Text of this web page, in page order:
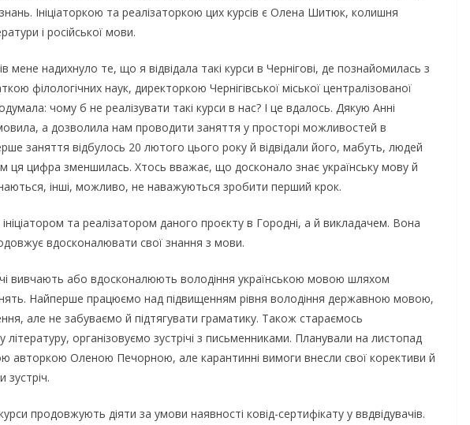
Ініціаторкою та реалізаторкою цих курсів є Олена Шитюк, колишня
і російської мови.
мене надихнуло те, що я відвідала такі курси в Чернігові, де познайомилась з
філологічних наук, директоркою Чернігівської міської централізованої
чому б не реалізувати такі курси в нас? І це вдалось. Дякую Анні
а дозволила нам проводити заняття у просторі можливостей в
заняття відбулось 20 лютого цього року й відвідали його, мабуть, людей
ця цифра зменшилась. Хтось вважає, що досконало знає українську мову й
інші, можливо, не наважуються зробити перший крок.
та реалізатором даного проєкту в Городні, а й викладачем. Вона
вдосконалювати свої знання з мови.
вивчають або вдосконалюють володіння українською мовою шляхом
Найперше працюємо над підвищенням рівня володіння державною мовою,
але не забуваємо й підтягувати граматику. Також стараємось
літературу, організовуємо зустрічі з письменниками. Планували на листопад
авторкою Оленою Печорною, але карантинні вимоги внесли свої корективи й
зустріч.
продовжують діяти за умови наявності ковід-сертифікату у ввдвідувачів.